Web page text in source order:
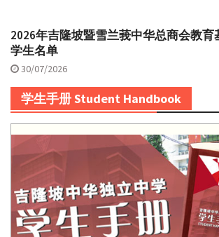
2026年吉隆坡暨雪兰莪中华总商会教育
学生名单
30/07/2026
学生手册 Student Handbook